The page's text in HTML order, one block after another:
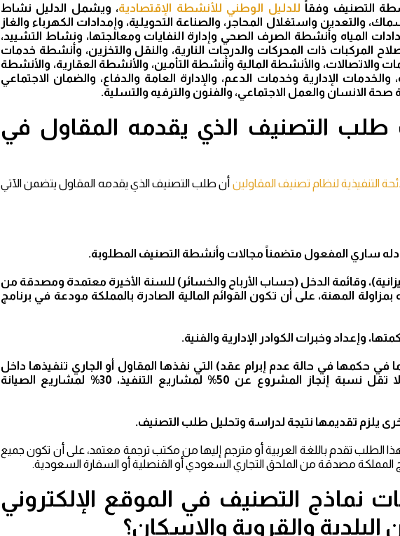
للدليل الوطني للأنشطة الإقتصادية، ويشمل الدليل نشاط
والتعدين واستغلال المحاجر، والصناعة التحويلية، وإمدادات الكهرباء والغاز
المياه وأنشطة الصرف الصحي وإدارة النفايات ومعالجتها، ونشاط التشييد،
المركبات ذات المحركات والدرجات النارية، والنقل والتخزين، وأنشطة خدمات
والاتصالات، والأنشطة المالية وأنشطة التأمين، والأنشطة العقارية، والأنشطة
والخدمات الإدارية وخدمات الدعم، والإدارة العامة والدفاع، والضمان الاجتماعي
صحة الانسان والعمل الاجتماعي، والفنون والترفيه والتسلية.
طلب التصنيف الذي يقدمه المقاول في
التنفيذية لنظام تصنيف المقاولين أن طلب التصنيف الذي يقدمه المقاول يتضمن الآتي
وقائمة الدخل (حساب الأرباح والخسائر) للسنة الأخيرة معتمدة ومصدقة من
المهنة، على أن تكون القوائم المالية الصادرة بالمملكة مودعة في برنامج
في حكمها في حالة عدم إبرام عقد) التي نفذها المقاول أو الجاري تنفيذها داخل
المملكة أو خارجها على ألا تقل نسبة إنجاز المشروع عن 50% لمشاريع التنفيذ، 30% لمشاريع الصيانة
هذا الطلب تقدم باللغة العربية أو مترجم إليها من مكتب ترجمة معتمد، على أن تكون جميع
مصدقة من الملحق التجاري السعودي أو القنصلية أو السفارة السعودية.
نماذج التصنيف في الموقع الإلكتروني
البلدية والقروية والإسكان؟